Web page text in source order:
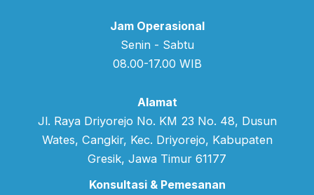
Jam Operasional
Senin - Sabtu
08.00-17.00 WIB
Alamat
Jl. Raya Driyorejo No. KM 23 No. 48, Dusun
Wates, Cangkir, Kec. Driyorejo, Kabupaten
Gresik, Jawa Timur 61177
Konsultasi & Pemesanan